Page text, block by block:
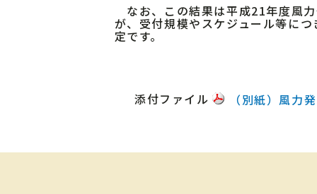
なお、この結果は平成21年度風
が、受付規模やスケジュール等に
定です。
添付ファイル （別紙）風力